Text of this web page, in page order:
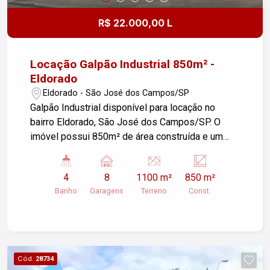
R$ 22.000,00 L
Locação Galpão Industrial 850m² -
Eldorado
Eldorado - São José dos Campos/SP
Galpão Industrial disponível para locação no
bairro Eldorado, São José dos Campos/SP. O
imóvel possui 850m² de área construída e um
garagens e 01 vaga para veículo de carga, 02
escritórios/salas com 100m², 02 banheiros em
cada salão. Ideal para empresas que buscam
4
Banho
8
Garagens
1100 m²
Terreno
850 m²
Const.
Cód. 28734